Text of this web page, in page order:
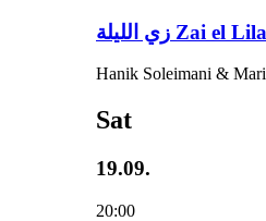
زي‌ اللیلة Zai el Lila
Hanik Soleimani &
Sat
19.09.
20:00